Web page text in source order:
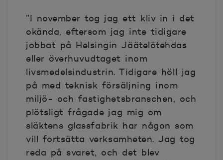
”I november tog jag ett kliv in i det
okända, eftersom jag inte tidigare
jobbat på Helsingin Jäätelötehdas
eller överhuvudtaget inom
livsmedelsindustrin. Tidigare höll jag
på med teknisk försäljning inom
miljö- och fastighetsbranschen, och
plötsligt frågade jag mig om
släktens glassfabrik har någon som
vill fortsätta verksamheten. Jag tog
reda på svaret, och det blev